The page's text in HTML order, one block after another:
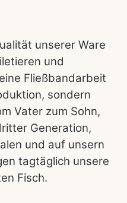
unserer Ware
und
Fließbandarbeit
sondern
Vater zum Sohn,
Generation,
und auf unsern
tagtäglich unsere
Fisch.